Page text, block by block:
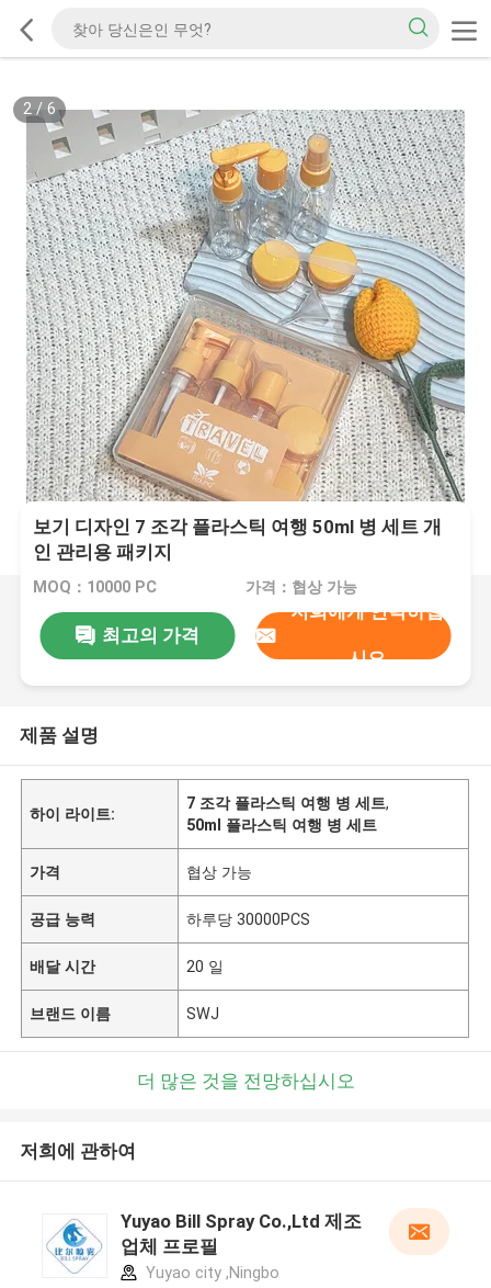
2/ 6
보기 디자인 7 조각 플라스틱 여행 50ml 병 세트 개
인 관리용 패키지
MOQ：10000 PC 가격：협상 가능
최고의 가격
저희에게 연락하십
시오
제품 설명
하이 라이트:
7 조각 플라스틱 여행 병 세트,
50ml 플라스틱 여행 병 세트
가격 협상 가능
공급 능력 하루당 30000PCS
배달 시간 20 일
브랜드 이름 SWJ
더 많은 것을 전망하십시오
저희에 관하여
Yuyao Bill Spray Co.,Ltd 제조
업체 프로필
Yuyao city ,Ningbo